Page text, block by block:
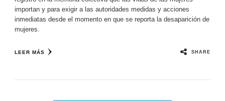
importan y para exigir a las autoridades medidas y acciones
inmediatas desde el momento en que se reporta la desaparición de
mujeres.
LEER MÁS SHARE